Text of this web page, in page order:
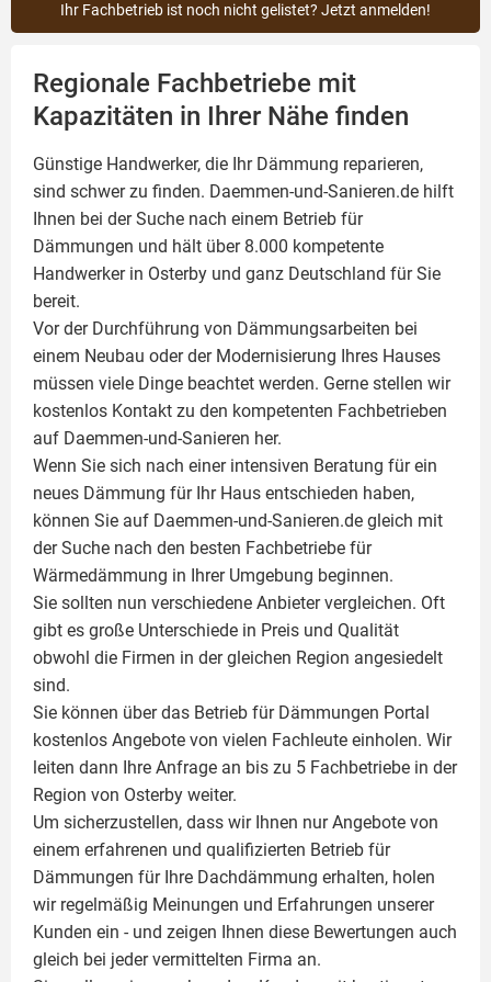
Ihr Fachbetrieb ist noch nicht gelistet? Jetzt anmelden!
Regionale Fachbetriebe mit
Kapazitäten in Ihrer Nähe finden
Günstige Handwerker, die Ihr Dämmung reparieren,
sind schwer zu finden. Daemmen-und-Sanieren.de hilft
Ihnen bei der Suche nach einem Betrieb für
Dämmungen und hält über 8.000 kompetente
Handwerker in Osterby und ganz Deutschland für Sie
bereit.
Vor der Durchführung von Dämmungsarbeiten bei
einem Neubau oder der Modernisierung Ihres Hauses
müssen viele Dinge beachtet werden. Gerne stellen wir
kostenlos Kontakt zu den kompetenten Fachbetrieben
auf Daemmen-und-Sanieren her.
Wenn Sie sich nach einer intensiven Beratung für ein
neues Dämmung für Ihr Haus entschieden haben,
können Sie auf Daemmen-und-Sanieren.de gleich mit
der Suche nach den besten Fachbetriebe für
Wärmedämmung in Ihrer Umgebung beginnen.
Sie sollten nun verschiedene Anbieter vergleichen. Oft
gibt es große Unterschiede in Preis und Qualität
obwohl die Firmen in der gleichen Region angesiedelt
sind.
Sie können über das Betrieb für Dämmungen Portal
kostenlos Angebote von vielen Fachleute einholen. Wir
leiten dann Ihre Anfrage an bis zu 5 Fachbetriebe in der
Region von Osterby weiter.
Um sicherzustellen, dass wir Ihnen nur Angebote von
einem erfahrenen und qualifizierten Betrieb für
Dämmungen für Ihre Dachdämmung erhalten, holen
wir regelmäßig Meinungen und Erfahrungen unserer
Kunden ein - und zeigen Ihnen diese Bewertungen auch
gleich bei jeder vermittelten Firma an.